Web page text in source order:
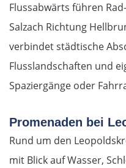
Flussabwärts führen
Salzach Richtung
verbindet städtische
Flusslandschaften und
Spaziergänge oder
Promenaden bei
Rund um den
mit Blick auf Wasser,